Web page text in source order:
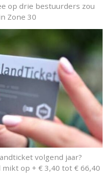
op drie bestuurders zou
Zone 30
volgend jaar?
op + € 3,40 tot € 66,40